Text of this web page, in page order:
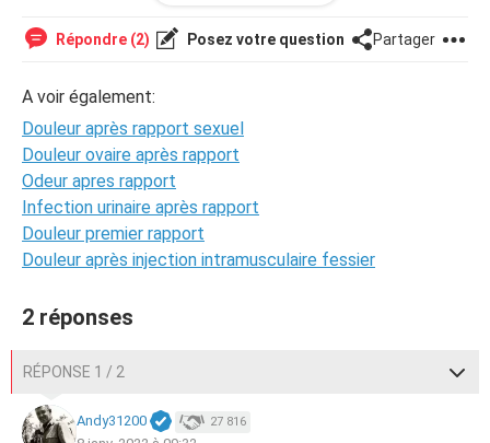
preneuse ;)
Répondre (2) Posez votre question Partager
A voir également:
Douleur après rapport sexuel
Douleur ovaire après rapport
Odeur apres rapport
Infection urinaire après rapport
Douleur premier rapport
Douleur après injection intramusculaire fessier
2 réponses
RÉPONSE 1 / 2
Andy31200 27 816